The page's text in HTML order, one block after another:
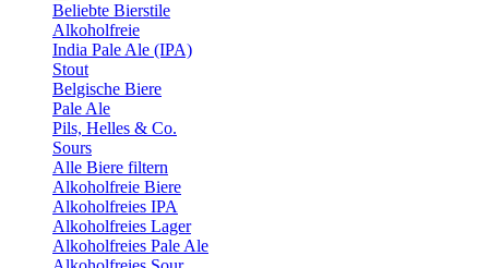
Beliebte Bierstile
Alkoholfreie
India Pale Ale (IPA)
Stout
Belgische Biere
Pale Ale
Pils, Helles & Co.
Sours
Alle Biere filtern
Alkoholfreie Biere
Alkoholfreies IPA
Alkoholfreies Lager
Alkoholfreies Pale Ale